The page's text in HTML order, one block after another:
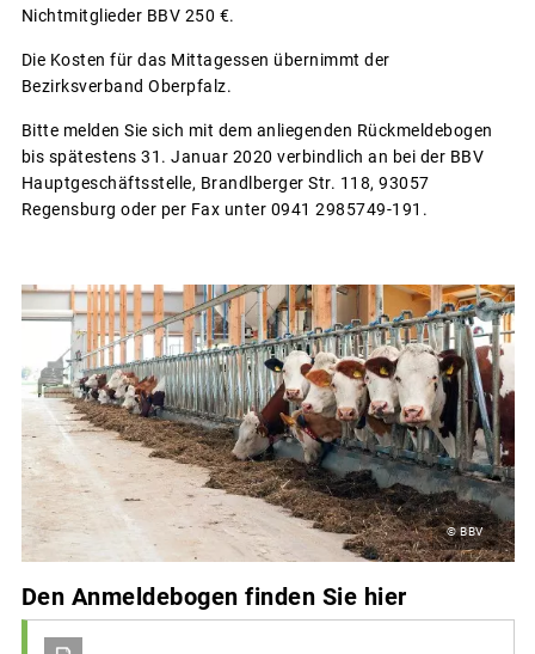
Nichtmitglieder BBV 250 €.
Die Kosten für das Mittagessen übernimmt der
Bezirksverband Oberpfalz.
Bitte melden Sie sich mit dem anliegenden Rückmeldebogen
bis spätestens 31. Januar 2020 verbindlich an bei der BBV
Hauptgeschäftsstelle, Brandlberger Str. 118, 93057
Regensburg oder per Fax unter 0941 2985749-191.
© BBV
Den Anmeldebogen finden Sie hier